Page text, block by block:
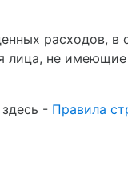
расходов,
лица, не
- Правила